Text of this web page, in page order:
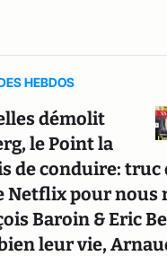
HEBDOS
démolit
le Point la
de conduire: truc
Netflix pour nous
Baroin & Eric
leur vie,